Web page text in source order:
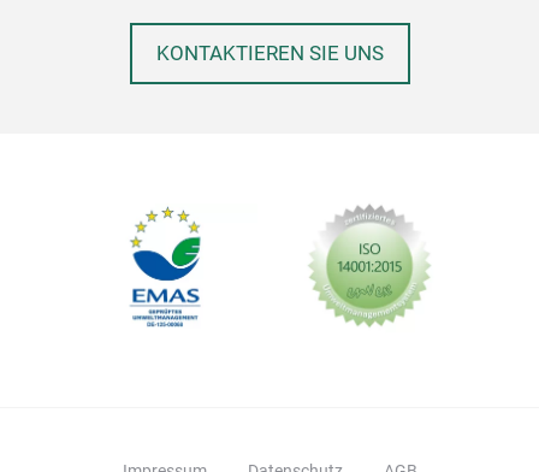
KONTAKTIEREN SIE UNS